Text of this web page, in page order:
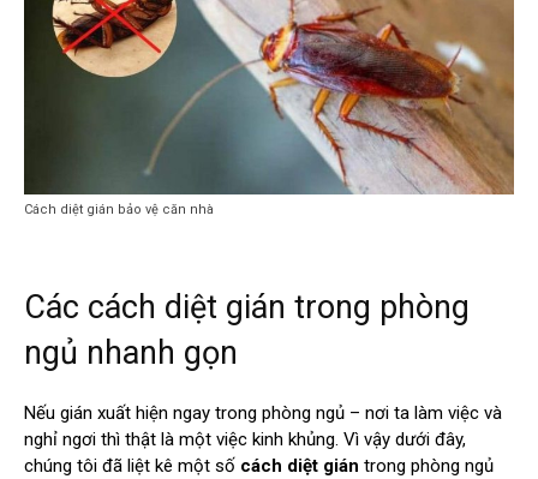
Cách diệt gián bảo vệ căn nhà
Các cách diệt gián trong phòng
ngủ nhanh gọn
Nếu gián xuất hiện ngay trong phòng ngủ – nơi ta làm việc và
nghỉ ngơi thì thật là một việc kinh khủng. Vì vậy dưới đây,
chúng tôi đã liệt kê một số cách diệt gián trong phòng ngủ